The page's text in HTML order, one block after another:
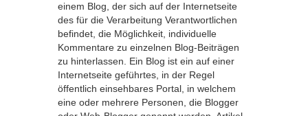
einem Blog, der sich auf der Internetseite
des für die Verarbeitung Verantwortlichen
befindet, die Möglichkeit, individuelle
Kommentare zu einzelnen Blog-Beiträgen
zu hinterlassen. Ein Blog ist ein auf einer
Internetseite geführtes, in der Regel
öffentlich einsehbares Portal, in welchem
eine oder mehrere Personen, die Blogger